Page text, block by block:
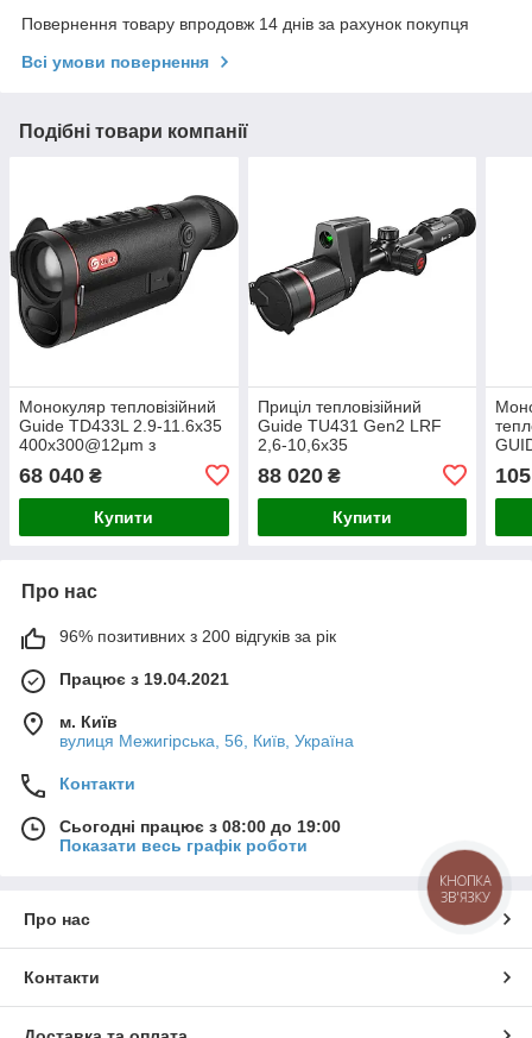
Повернення товару впродовж 14 днів за рахунок покупця
Всі умови повернення
Подібні товари компанії
Монокуляр тепловізійний
Guide TD433L 2.9-11.6x35
400x300@12μm з
68 040 ₴
Купити
Приціл тепловізійний
Guide TU431 Gen2 LRF
2,6-10,6x35
400x300@12μm VOx. 1000
м
88 020₴
Купити
Про нас
96% позитивних з 200 відгуків за рік
Працює з 19.04.2021
м. Київ
вулиця Межигірська, 56, Київ, Україна
Контакти
Сьогодні працює з 08:00 до 19:00
Показати весь графік роботи
Про нас
Контакти
КНОПКА
ЗВ'ЯЗКУ